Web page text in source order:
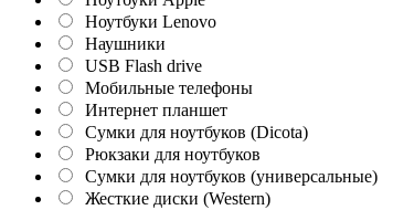
Ноутбуки Lenovo
Наушники
USB Flash drive
Мобильные телефоны
Интернет планшет
Сумки для ноутбуков (Dicota)
Рюкзаки для ноутбуков
Сумки для ноутбуков (универсальные)
Жесткие диски (Western)